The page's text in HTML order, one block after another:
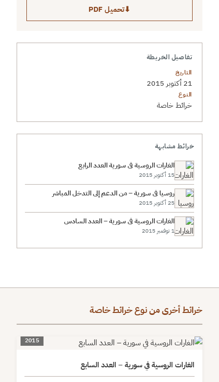
⬇تحميل PDF
تفاصيل الخريطة
التاريخ
21 أكتوبر 2015
النوع
خرائط خاصة
خرائط مشابهة
الغارات الروسية في سورية العدد الرابع
15 أكتوبر 2015
روسيا في سورية – من الدعم إلى التدخل المباشر
25 أكتوبر 2015
الغارات الروسية في سورية – العدد السادس
1 نوفمبر 2015
خرائط أخرى من نوع خرائط خاصة
2015
الغارات الروسية في سورية – العدد السابع